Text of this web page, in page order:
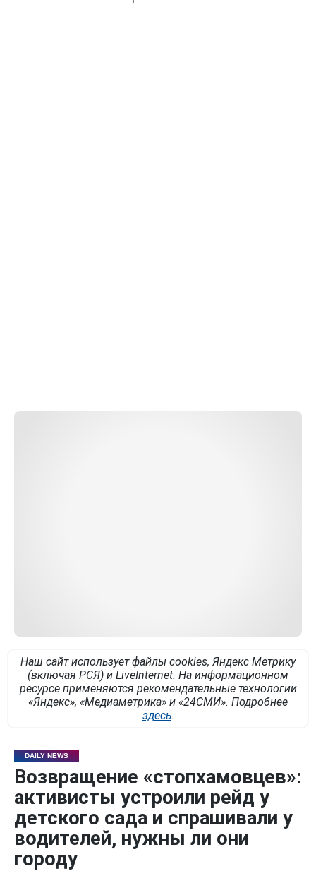
Наш сайт использует файлы cookies, Яндекс Метрику
(включая РСЯ) и LiveInternet. На информационном
ресурсе применяются рекомендательные технологии
«Яндекс», «Медиаметрика» и «24СМИ». Подробнее
здесь.
DAILY NEWS
Возвращение «стопхамовцев»:
активисты устроили рейд у
детского сада и спрашивали у
водителей, нужны ли они
городу